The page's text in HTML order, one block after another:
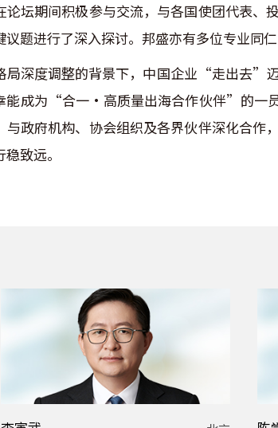
论坛期间积极参与交流，与各国使团代表
议题进行了深入探讨。邦盛亦有多位专业同
局深度调整的背景下，中国企业“走出去”
能成为“合一·高质量出海合作伙伴”的一
与政府机构、协会组织及各界伙伴深化合作
致远。